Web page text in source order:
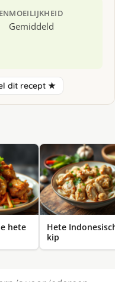
MOEILIJKHEID
Gemiddeld
dit recept ★
hete
Hete
kip